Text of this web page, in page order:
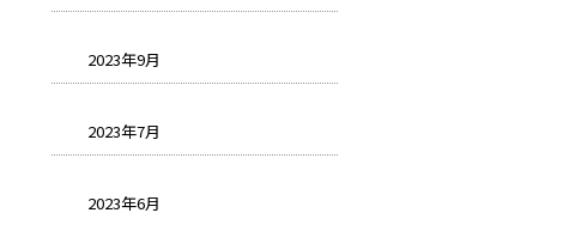
2023年9月
2023年7月
2023年6月